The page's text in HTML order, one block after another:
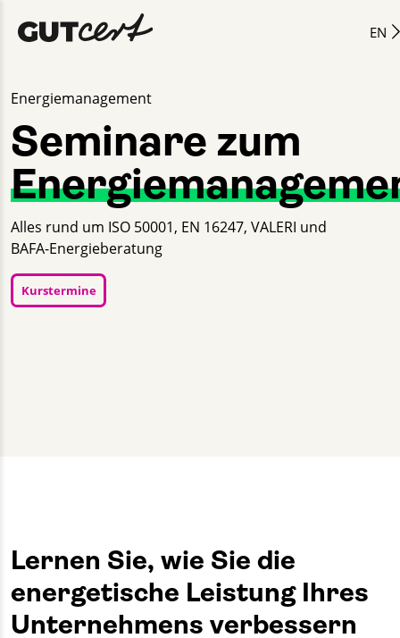
EN
Energiemanagement
Seminare zum
Alles rund um ISO 50001, EN 16247, VALERI und
BAFA-Energie­beratung
Kurstermine
Lernen Sie, wie Sie die
energetische Leistung Ihres
Unternehmens verbessern